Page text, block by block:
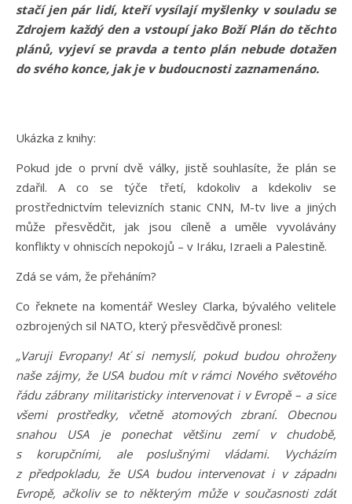
stačí jen pár lidí, kteří vysílají myšlenky v souladu se
Zdrojem každý den a vstoupí jako Boží Plán do těchto
plánů, vyjeví se pravda a tento plán nebude dotažen
do svého konce, jak je v budoucnosti zaznamenáno.
Ukázka z knihy:
Pokud jde o první dvě války, jistě souhlasíte, že plán se
zdařil. A co se týče třetí, kdokoliv a kdekoliv se
prostřednictvím televizních stanic CNN, M-tv live a jiných
může přesvědčit, jak jsou cíleně a uměle vyvolávány
konflikty v ohniscích nepokojů – v Iráku, Izraeli a Palestině.
Zdá se vám, že přeháním?
Co řeknete na komentář Wesley Clarka, bývalého velitele
ozbrojených sil NATO, který přesvědčivě pronesl:
„Varuji Evropany! Ať si nemyslí, pokud budou ohroženy
naše zájmy, že USA budou mít v rámci Nového světového
řádu zábrany militaristicky intervenovat i v Evropě – a sice
všemi prostředky, včetně atomových zbraní. Obecnou
snahou USA je ponechat většinu zemí v chudobě,
s korupčními, ale poslušnými vládami. Vycházím
z předpokladu, že USA budou intervenovat i v západní
Evropě, ačkoliv se to některým může v současnosti zdát